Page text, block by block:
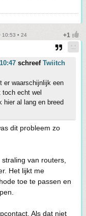
10:53 • 24
schreef Twiitch
er waarschijnlijk een
echt wel
hier al lang en breed
dit probleem zo
van routers,
Het lijkt me
toe te passen en
Als dat niet